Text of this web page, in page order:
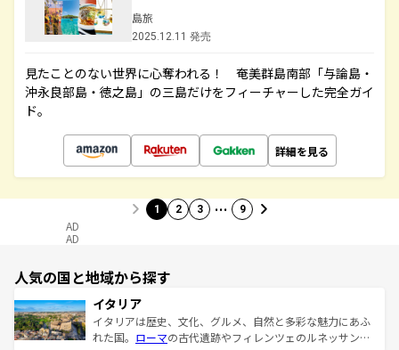
島旅
2025.12.11 発売
見たことのない世界に心奪われる！ 奄美群島南部「与論島・
沖永良部島・徳之島」の三島だけをフィーチャーした完全ガイ
ド。
詳細を見る
1 2 3 … 9
AD
AD
人気の国と地域から探す
イタリア
イタリアは歴史、文化、グルメ、自然と多彩な魅力にあふ
れた国。 ローマの古代遺跡やフィレンツェのルネッサンス